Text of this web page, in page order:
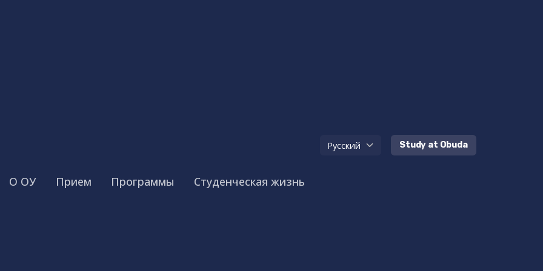
О ОУ Прием Программы Студенческая жизнь
Study at Obuda